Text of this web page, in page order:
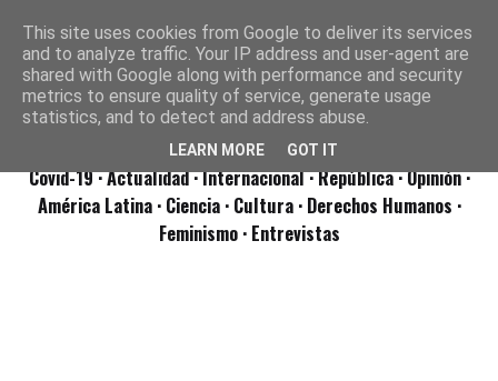
Covid-19· Actualidad· Internacional· República· Opinión·
América Latina · Ciencia · Cultura · Derechos Humanos ·
Feminismo · Entrevistas
This site uses cookies from Google to deliver its services
and to analyze traffic. Your IP address and user-agent are
shared with Google along with performance and security
metrics to ensure quality of service, generate usage
statistics, and to detect and address abuse.
LEARN MORE GOT IT